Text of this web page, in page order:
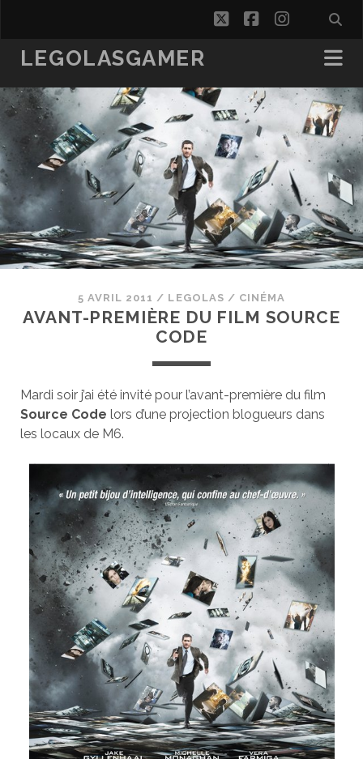
twitterfacebook
LEGOLASGAMER
5 AVRIL 2011 / LEGOLAS / CINÉMA
AVANT-PREMIÈRE DU FILM SOURCE
CODE
Mardi soir j’ai été invité pour l’avant-première du film
Source Code lors d’une projection blogueurs dans
les locaux de M6.